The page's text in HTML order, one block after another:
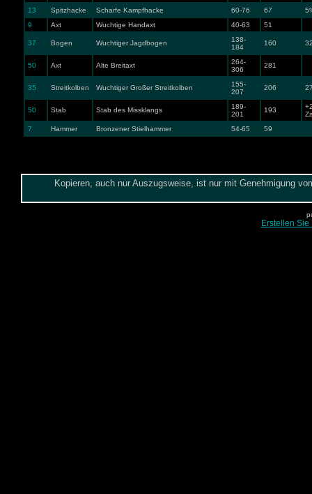
13 Spitzhacke Scharfe Kampfhacke 60-76 67
9
Axt Wuchtige Handaxt 40-63 51
37 Bogen Wuchtiger Jagdbogen
138-
184
160
50 Axt Alte Breitaxt
264-
306
281
35 Streitkolben Wuchtiger Großer Streitkolben
155-
207
206
50 Stab Stab des Missklangs
189-
201
193
7
Hammer Bronzener Stielhammer 54-65 59
Kopieren, auch nur Auszugsweise, ist nur mit Genehmigung
Erstellen